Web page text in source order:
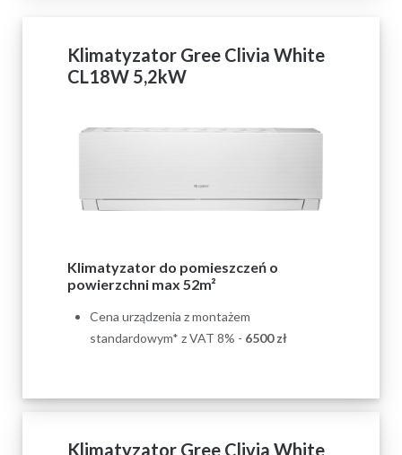
Klimatyzator Gree Clivia White
CL18W 5,2kW
Klimatyzator do pomieszczeń o
powierzchni max 52m²
Cena urządzenia z montażem
standardowym* z VAT 8% - 6500zł
Klimatyzator Gree Clivia White